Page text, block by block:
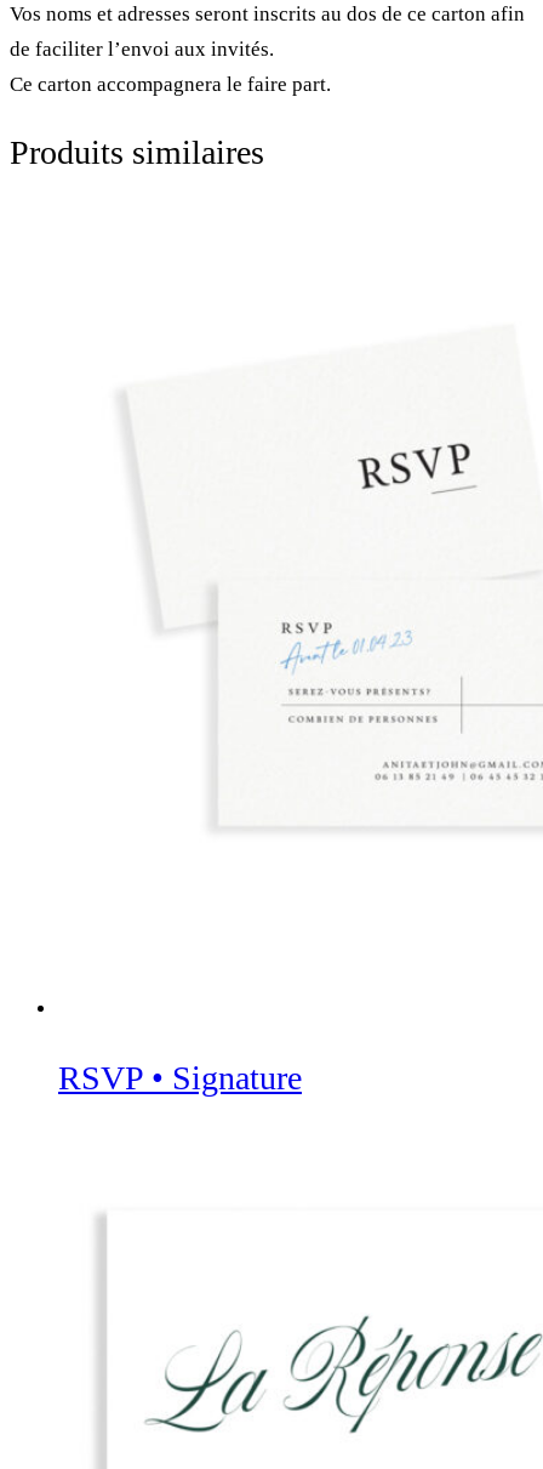
Vos noms et adresses seront inscrits au dos de ce carton afin
de faciliter l’envoi aux invités.
Ce carton accompagnera le faire part.
Produits similaires
RSVP • Signature